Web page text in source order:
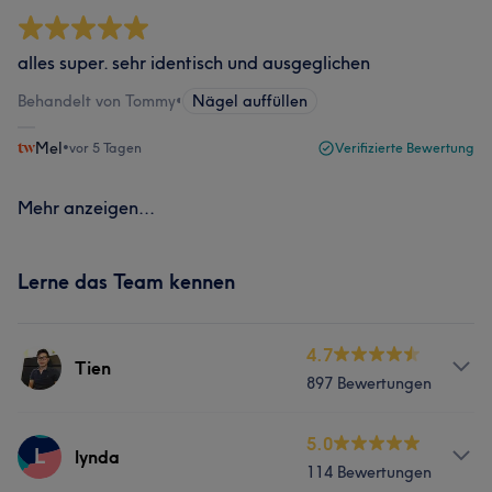
alles super. sehr identisch und ausgeglichen
Behandelt von Tommy• Nägel auffüllen
Mel•vor 5 Tagen Verifizierte Bewertung
Mehr anzeigen...
Lerne das Team kennen
Tien
4.7
897 Bewertungen
Services
L lynda
5.0
114 Bewertungen